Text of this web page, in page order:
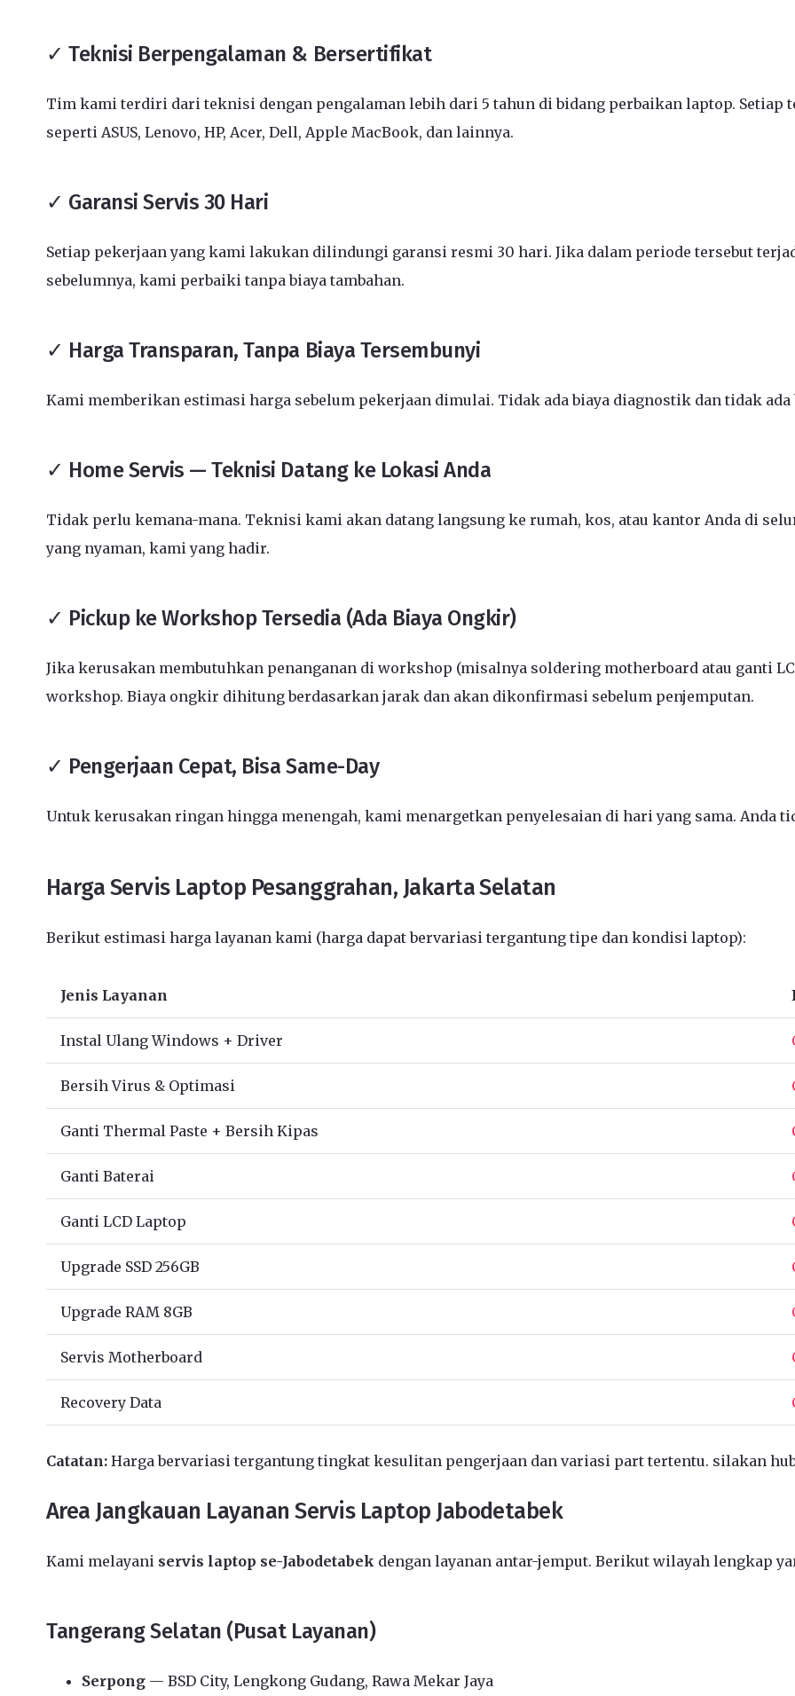
✓ Teknisi Berpengalaman & Bersertifikat
Tim kami terdiri dari teknisi dengan pengalaman lebih dari 5 tahun di bidang perbaikan laptop.
seperti ASUS, Lenovo, HP, Acer, Dell, Apple MacBook, dan lainnya.
✓ Garansi Servis 30 Hari
Setiap pekerjaan yang kami lakukan dilindungi garansi resmi 30 hari. Jika dalam periode tersebut
sebelumnya, kami perbaiki tanpa biaya tambahan.
✓ Harga Transparan, Tanpa Biaya Tersembunyi
Kami memberikan estimasi harga sebelum pekerjaan dimulai. Tidak ada biaya diagnostik dan tidak
✓ Home Servis — Teknisi Datang ke Lokasi Anda
Tidak perlu kemana-mana. Teknisi kami akan datang langsung ke rumah, kos, atau kantor Anda di
yang nyaman, kami yang hadir.
✓ Pickup ke Workshop Tersedia (Ada Biaya Ongkir)
Jika kerusakan membutuhkan penanganan di workshop (misalnya soldering motherboard atau ganti
workshop. Biaya ongkir dihitung berdasarkan jarak dan akan dikonfirmasi sebelum penjemputan.
✓ Pengerjaan Cepat, Bisa Same-Day
Untuk kerusakan ringan hingga menengah, kami menargetkan penyelesaian di hari yang sama. Anda
Harga Servis Laptop Pesanggrahan, Jakarta Selatan
Berikut estimasi harga layanan kami (harga dapat bervariasi tergantung tipe dan kondisi laptop):
Jenis Layanan
Instal Ulang Windows + Driver
Bersih Virus & Optimasi
Ganti Thermal Paste + Bersih Kipas
Ganti Baterai
Ganti LCD Laptop
Upgrade SSD 256GB
Upgrade RAM 8GB
Servis Motherboard
Recovery Data
Catatan: Harga bervariasi tergantung tingkat kesulitan pengerjaan dan variasi part tertentu. silakan
Area Jangkauan Layanan Servis Laptop Jabodetabek
Kami melayani servis laptop se-Jabodetabek dengan layanan antar-jemput. Berikut wilayah lengkap
Tangerang Selatan (Pusat Layanan)
Serpong — BSD City, Lengkong Gudang, Rawa Mekar Jaya